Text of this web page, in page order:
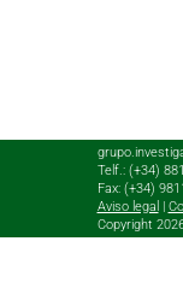
Telf.: (+34)
Fax: (+34)
Aviso legal
Copyright